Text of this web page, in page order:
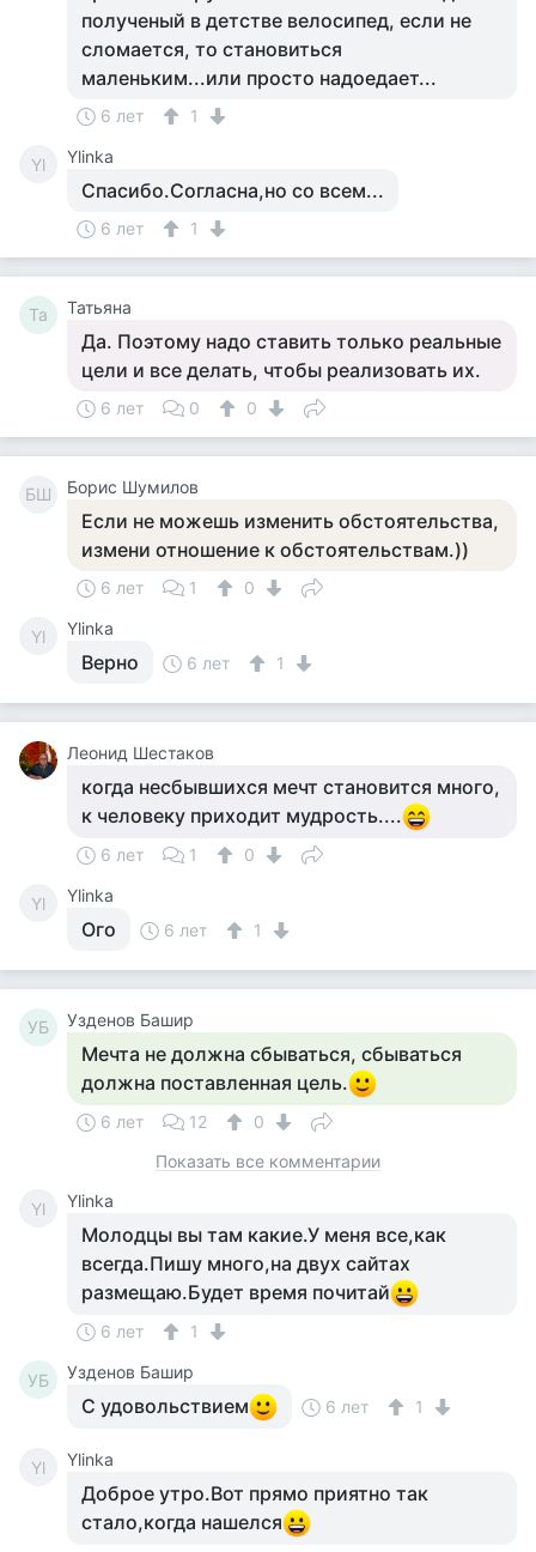
полученый в детстве велосипед, если не
сломается, то становиться
маленьким...или просто надоедает...
6 лет 1
Yl Ylinka
Спасибо.Согласна,но со всем...
6 лет 1
Та Татьяна
Да. Поэтому надо ставить только реальные
цели и все делать, чтобы реализовать их.
6 лет 0 0
БШ Борис Шумилов
Если не можешь изменить обстоятельства,
измени отношение к обстоятельствам.))
6 лет 1 0
Yl Ylinka
Верно 6 лет 1
Леонид Шестаков
когда несбывшихся мечт становится много,
к человеку приходит мудрость....
6 лет 1 0
Yl Ylinka
Ого 6 лет 1
УБ Узденов Башир
Мечта не должна сбываться, сбываться
должна поставленная цель.
6 лет 12
0
Показать все комментарии
Yl Ylinka
Молодцы вы там какие.У меня все,как
всегда.Пишу много,на двух сайтах
размещаю.Будет время почитай
6 лет 1
УБ Узденов Башир
С удовольствием 6 лет 1
Yl Ylinka
Доброе утро.Вот прямо приятно так
стало,когда нашелся